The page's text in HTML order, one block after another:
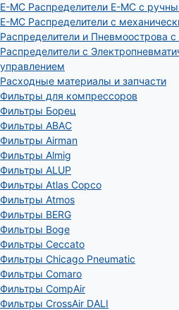
E-MC Распределители E-MC с
E-MC Распределители с
Распределители и Пневмоострова
Распределители с
управлением
Расходные материалы и запчасти
Фильтры для компрессоров
Фильтры Борец
Фильтры ABAC
Фильтры Airman
Фильтры Almig
Фильтры ALUP
Фильтры Atlas Copco
Фильтры Atmos
Фильтры BERG
Фильтры Boge
Фильтры Ceccato
Фильтры Chicago Pneumatic
Фильтры Comaro
Фильтры CompAir
Фильтры CrossAir DALI